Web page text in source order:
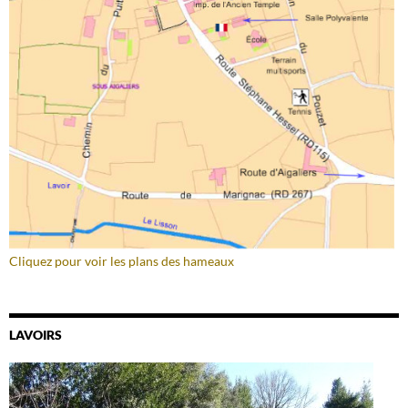
Cliquez pour voir les plans des hameaux
LAVOIRS